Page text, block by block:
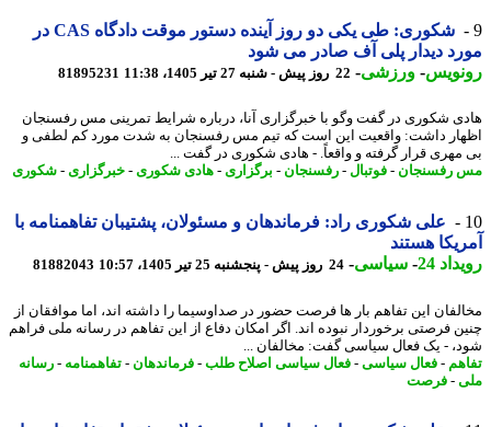
شکوری: طی یکی دو روز آینده دستور موقت دادگاه CAS در
دیدار پلی آف صادر می شود
-ورزشی-22 روز پیش - شنبه 27 تیر 1405، 11:38 81895231
شکوری در گفت وگو با خبرگزاری آنا، درباره شرایط تمرینی مس رفسنجان
داشت: واقعیت این است که تیم مس رفسنجان به شدت مورد کم لطفی و
قرار گرفته و واقعاً. - هادی شکوری در گفت ...
رفسنجان-فوتبال-رفسنجان-برگزاری - هادی شکوری- خبرگزاری - شکوری
علی شکوری راد: فرماندهان و مسئولان، پشتیبان تفاهمنامه با
هستند
24
-سیاسی-24 روز پیش - پنجشنبه 25 تیر 1405، 10:57 81882043
این تفاهم بار ها فرصت حضور در صداوسیما را داشته اند، اما موافقان از
فرصتی برخوردار نبوده اند. اگر امکان دفاع از این تفاهم در رسانه ملی فراهم
- یک فعال سیاسی گفت: مخالفان ...
-فعال سیاسی-فعال سیاسی اصلاح طلب-فرماندهان-تفاهمنامه-رسانه
-فرصت